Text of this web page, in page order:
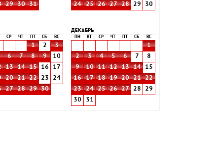
29 30 31
24
25 26 27 28 29 30
СР ЧТ СБ ВС
1 2
3
6 7 8 9
10
13 14 15 16
17
20 21 22 23
24
27 28 29 30
ДЕКАБРЬ
ПН ВТ СР ЧТ СБ ВС
1
2
3 4 5 6 7
8
9
10 11 12 13 14
15
16
17 18 19 20 21
22
23
24 25 26 27 28
29
30
31